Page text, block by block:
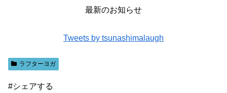
最新のお知らせ
Tweets by tsunashimalaugh
ラフターヨガ
#シェアする